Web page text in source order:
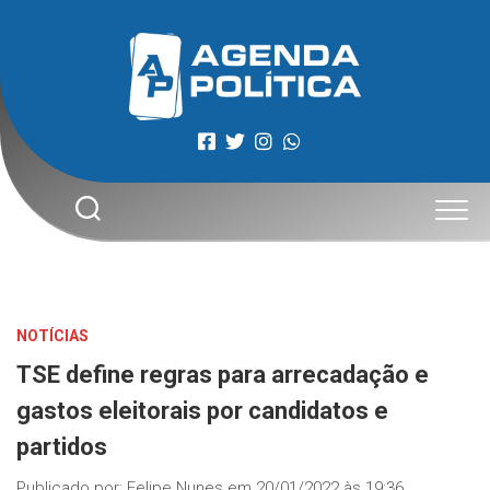
NOTÍCIAS
TSE define regras para arrecadação e
gastos eleitorais por candidatos e
partidos